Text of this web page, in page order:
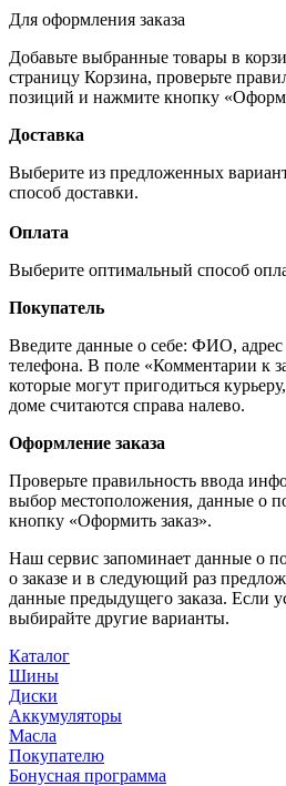
Для оформления заказа
Добавьте выбранные товары в
страницу Корзина, проверьте
позиций и нажмите кнопку
Доставка
Выберите из предложенных
способ доставки.
Оплата
Выберите оптимальный способ
Покупатель
Введите данные о себе: ФИО, адрес
телефона. В поле «Комментарии к
которые могут пригодиться
доме считаются справа налево.
Оформление заказа
Проверьте правильность ввода
выбор местоположения, данные о
кнопку «Оформить заказ».
Наш сервис запоминает данные о
о заказе и в следующий раз
данные предыдущего заказа. Если
выбирайте другие варианты.
Каталог
Шины
Диски
Аккумуляторы
Масла
Покупателю
Бонусная программа